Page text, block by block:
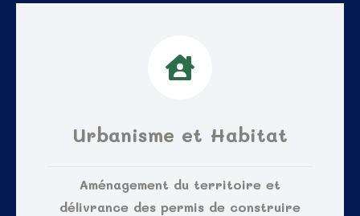
Urbanisme et Habitat
Aménagement du territoire et
délivrance des permis de construire